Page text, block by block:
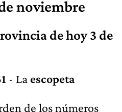
noviembre
de hoy 3 de
- La escopeta
de los números